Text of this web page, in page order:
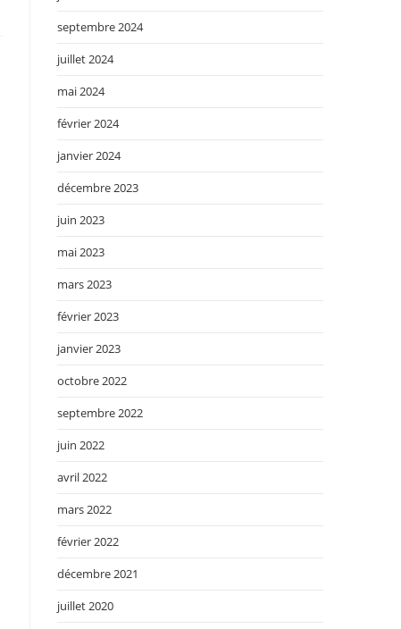
septembre 2024
juillet 2024
mai 2024
février 2024
janvier 2024
décembre 2023
juin 2023
mai 2023
mars 2023
février 2023
janvier 2023
octobre 2022
septembre 2022
juin 2022
avril 2022
mars 2022
février 2022
décembre 2021
juillet 2020